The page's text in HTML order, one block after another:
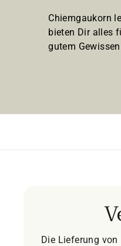
Chiemgaukorn
bieten Dir alles
gutem
Die Lieferung